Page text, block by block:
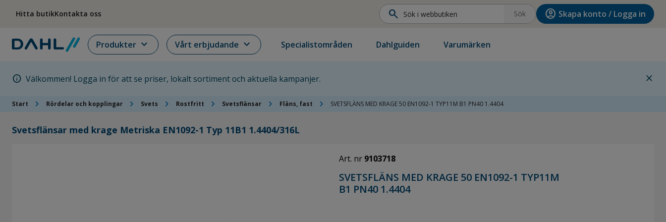
Hitta butikKontakta oss search Sök account_circle Skapa konto / Logga in
Produkter expand_more Vårt erbjudande expand_more Specialistområden Dahlguiden Varumärken
info Välkommen! Logga in för att se priser, lokalt sortiment och aktuella kampanjer. close
Start chevron_right Rördelar och kopplingar chevron_right Svets chevron_right Rostfritt chevron_right Svetsflänsar chevron_right Fläns, fast chevron_right SVETSFLÄNS MED KRAGE 50 EN1092-1 TYP11M B1 PN40 1.4404
Svetsflänsar med krage Metriska EN1092-1 Typ 11B1 1.4404/316L
Art. nr 9103718
SVETSFLÄNS MED KRAGE 50 EN1092-1 TYP11M
B1 PN40 1.4404